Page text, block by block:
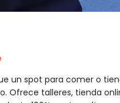
un spot para comer o
Ofrece talleres, tienda